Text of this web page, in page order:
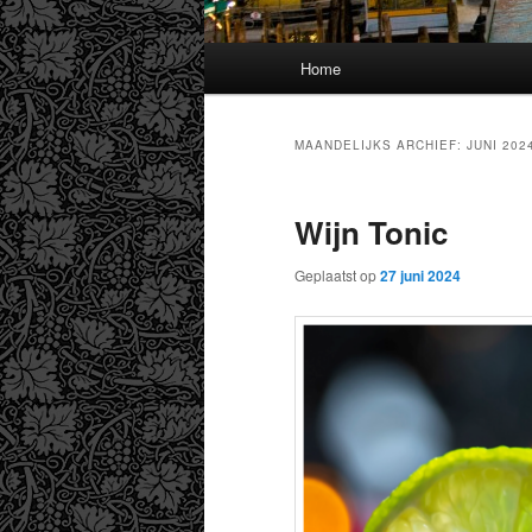
Home
MAANDELIJKS ARCHIEF: JUNI
Wijn Tonic
Geplaatst op27 juni 2024